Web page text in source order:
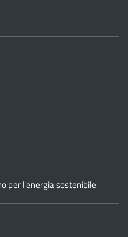
per l'energia sostenibile